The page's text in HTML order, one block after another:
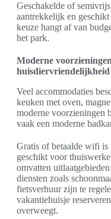
Geschakelde of
aantrekkelijk en
keuze hangt af van
het park.
Moderne
huisdiervriendelijkheid
Veel accommodaties
keuken met oven,
moderne voorzieningen
vaak een moderne
Gratis of betaalde wifi
geschikt voor
omvatten
diensten zoals
fietsverhuur zijn te
vakantiehuisje
overweegt.